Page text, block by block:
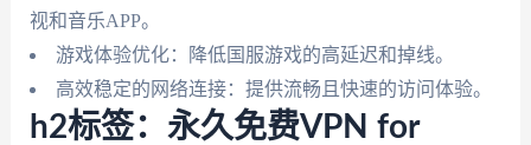
视和音乐APP。
游戏体验优化：降低国服游戏的高延迟和掉线。
高效稳定的网络连接：提供流畅且快速的访问体验。
h2标签：永久免费VPN for